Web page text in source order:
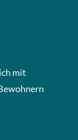
mit